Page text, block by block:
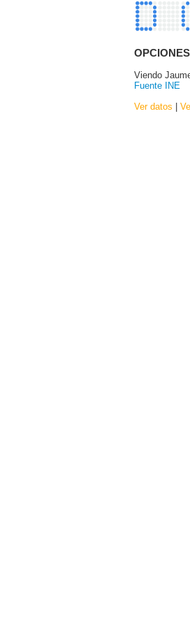
Viendo
Fuente INE
Ver datos |